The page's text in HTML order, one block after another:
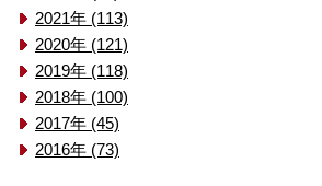
2021年 (113)
2020年 (121)
2019年 (118)
2018年 (100)
2017年 (45)
2016年 (73)